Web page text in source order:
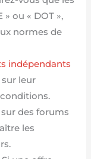
ou « DOT »,
normes de
indépendants
leur
sur des forums
les